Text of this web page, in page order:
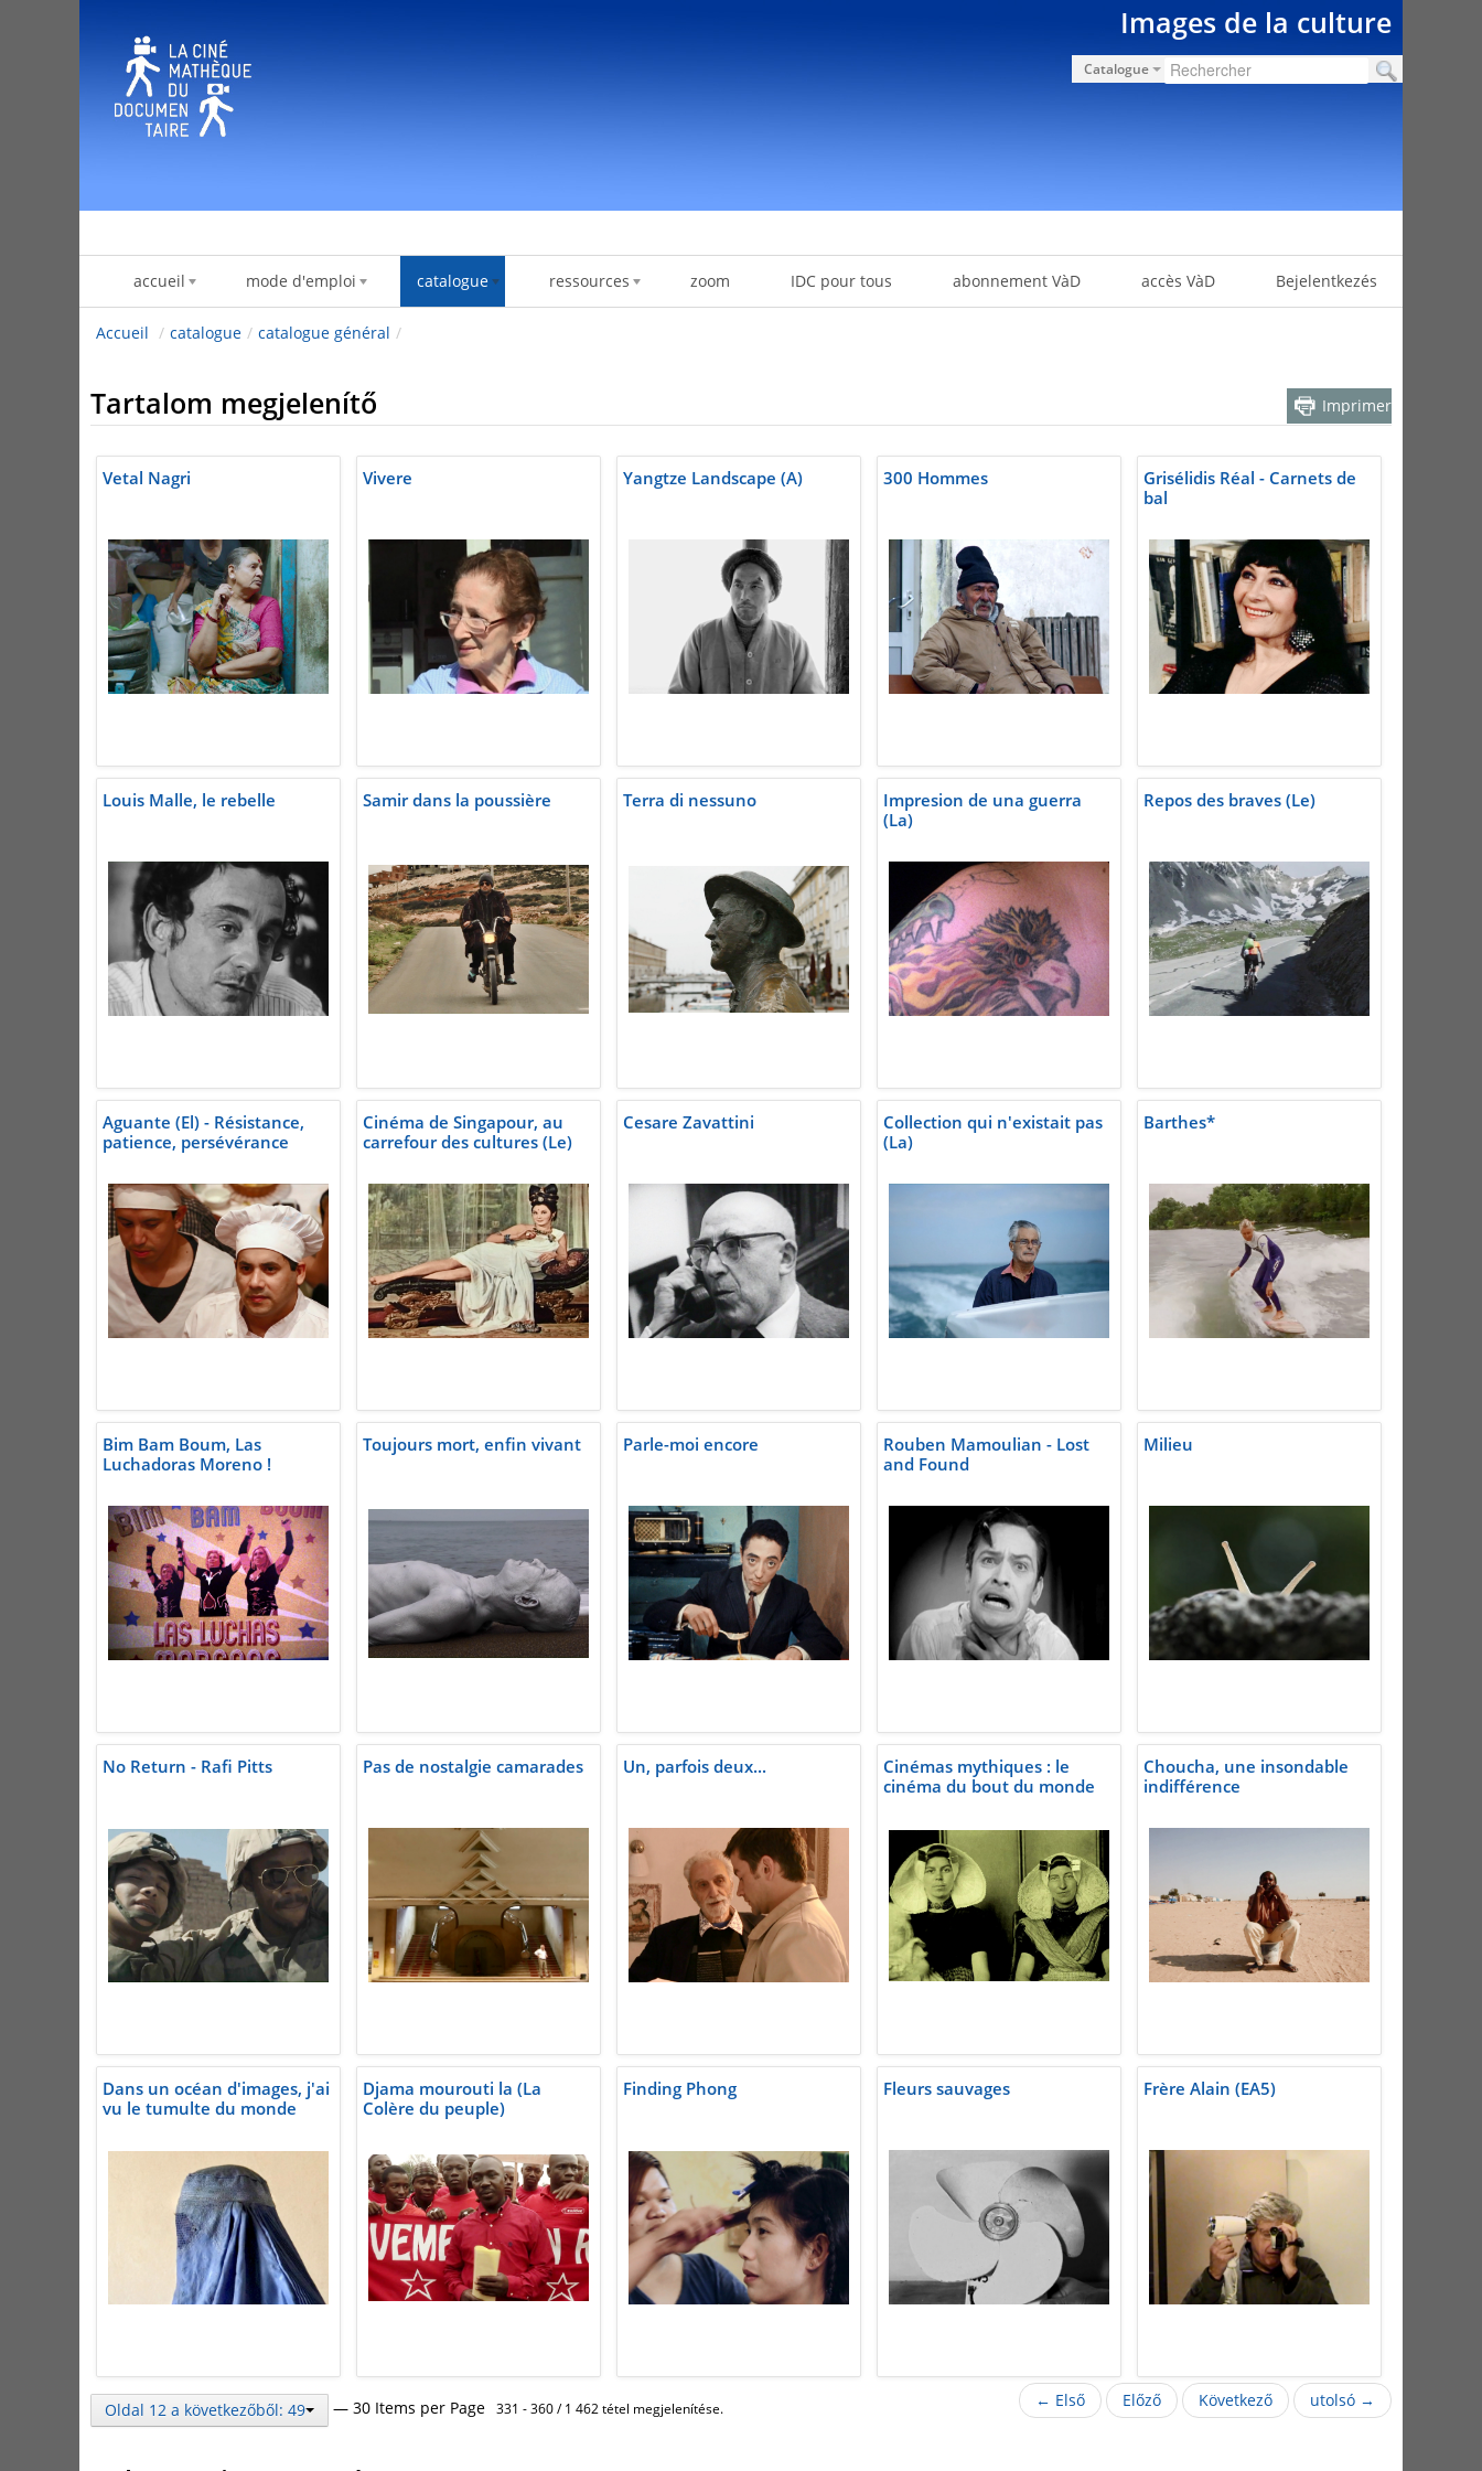
Images de la culture
Catalogue
accueil mode d'emploi catalogue ressources zoom IDC pour tous abonnement VàD accès VàD Bejelentkezés
Accueil / catalogue / catalogue général /
Tartalom megjelenítő Imprimer
Vetal Nagri Vivere Yangtze Landscape (A) 300 Hommes
Grisélidis Réal - Carnets de
bal
Louis Malle, le rebelle Samir dans la poussière Terra di nessuno
Impresion de una guerra
(La)
Repos des braves (Le)
Aguante (El) - Résistance,
patience, persévérance
Cinéma de Singapour, au
carrefour des cultures (Le)
Cesare Zavattini
Collection qui n'existait pas
(La)
Barthes*
Bim Bam Boum, Las
Luchadoras Moreno !
Toujours mort, enfin vivant Parle-moi encore
Rouben Mamoulian - Lost
and Found
Milieu
No Return - Rafi Pitts Pas de nostalgie camarades Un, parfois deux...
Cinémas mythiques : le
cinéma du bout du monde
Choucha, une insondable
indifférence
Dans un océan d'images, j'ai
vu le tumulte du monde
Djama mourouti la (La
Colère du peuple)
Finding Phong Fleurs sauvages Frère Alain (EA5)
Oldal 12 a következőből: 49 — 30 Items per Page 331 - 360 / 1 462 tétel megjelenítése. ← Első Előző Következő utolsó →